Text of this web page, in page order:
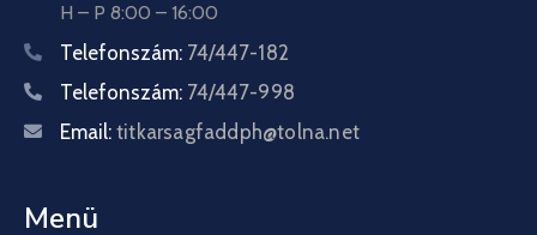
H – P 8:00 – 16:00
Telefonszám: 74/447-182
Telefonszám: 74/447-998
Email: titkarsagfaddph@tolna.net
Menü